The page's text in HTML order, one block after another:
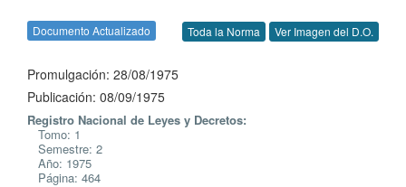
Documento Actualizado Toda la Norma Ver Imagen del D.O.
Promulgación: 28/08/1975
Publicación: 08/09/1975
Registro Nacional de Leyes y Decretos:
Tomo: 1
Semestre: 2
Año: 1975
Página: 464